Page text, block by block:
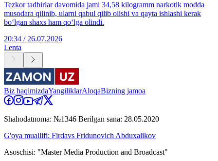
Tezkor tadbirlar davomida jami 34,58 kilogramm narkotik modda
musodara qilinib, ularni qabul qilib olishi va qayta ishlashi kerak
bo‘lgan shaxs ham qo‘lga olindi.
20:34 / 26.07.2026
Lenta
Biz haqimizdaYangiliklarAloqaBizning jamoa
Shahodatnoma: №1346 Berilgan sana: 28.05.2020
G'oya muallifi: Firdavs Fridunovich Abduxalikov
Asoschisi: "Master Media Production and Broadcast"